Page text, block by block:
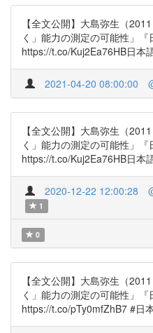
【全文公開】大島弥生（
く」能力の測定の可能性」
https://t.co/Kuj2Ea76HB日本
2021-04-20 08:00:00
【全文公開】大島弥生（
く」能力の測定の可能性」
https://t.co/Kuj2Ea76HB日本
2020-12-22 12:00:28
1
0
【全文公開】大島弥生（
く」能力の測定の可能性」
https://t.co/pTy0mfZhB7 #日